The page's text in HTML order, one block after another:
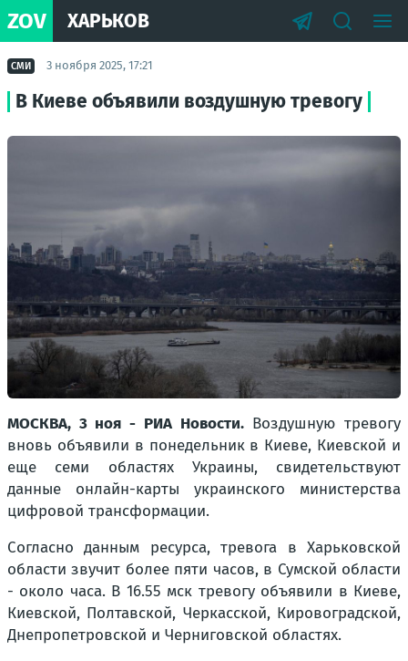
ZOV ХАРЬКОВ
СМИ 3 ноября 2025, 17:21
В Киеве объявили воздушную тревогу
МОСКВА, 3 ноя - РИА Новости.Воздушную тревогу
вновь объявили в понедельник в Киеве, Киевской и
еще семи областях Украины, свидетельствуют
данные онлайн-карты украинского министерства
цифровой трансформации.
Согласно данным ресурса, тревога в Харьковской
области звучит более пяти часов, в Сумской области
- около часа. В 16.55 мск тревогу объявили в Киеве,
Киевской, Полтавской, Черкасской, Кировоградской,
Днепропетровской и Черниговской областях.